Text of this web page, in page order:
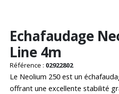
au
début
de
la
Galerie
d’images
Echafaudage
Line 4m
Référence : 02922802
Le Neolium 250 est un
offrant une excellente stabilité